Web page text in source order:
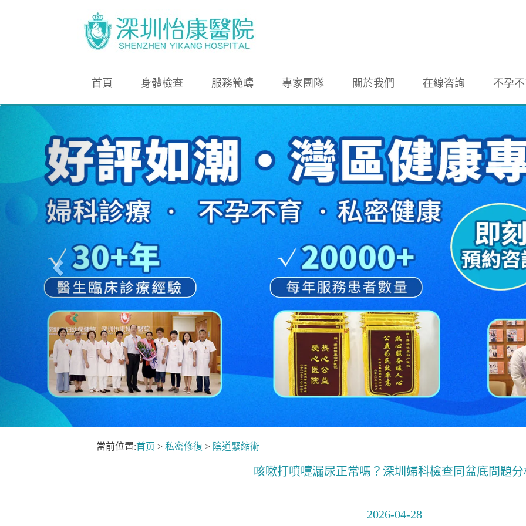
首頁 身體檢查 服務範疇 專家團隊 關於我們 在線咨詢 不孕
當前位置:首页 > 私密修復 > 陰道緊縮術
咳嗽打噴嚏漏尿正常嗎？深圳婦科檢查同盆底問題分
2026-04-28